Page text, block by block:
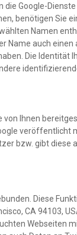
Google-
benötigen Sie
Namen
Name auch
Die Identität
von Ihnen
veröffentlicht
bzw. gibt diese
Diese
CA 94103,
Webseiten